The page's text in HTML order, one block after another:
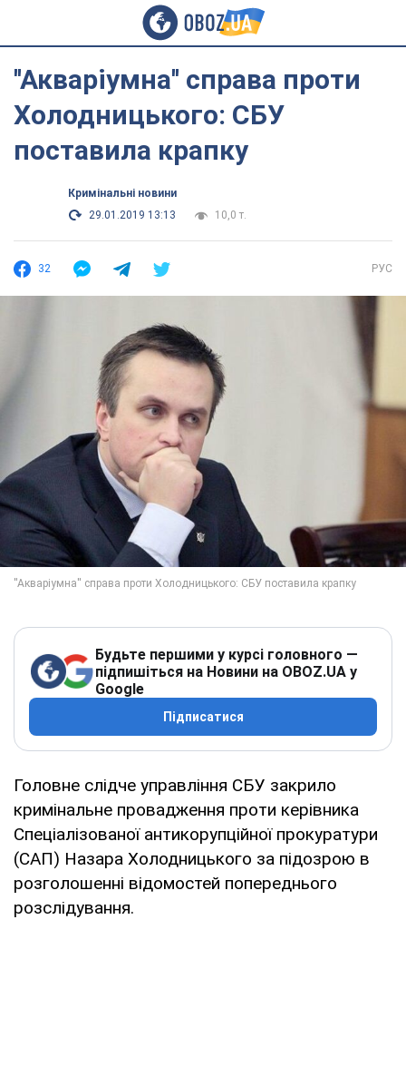
''Акваріумна'' справа проти
Холодницького: СБУ
поставила крапку
Кримінальні новини
29.01.2019 13:13
10,0 т.
32 РУС
Будьте першими у курсі головного —
підпишіться на Новини на OBOZ.UA у
Google
Підписатися
Головне слідче управління СБУ закрило
кримінальне провадження проти керівника
Спеціалізованої антикорупційної прокуратури
(САП) Назара Холодницького за підозрою в
розголошенні відомостей попереднього
розслідування.